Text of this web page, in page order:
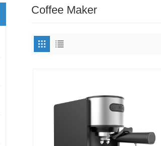
Coffee Maker